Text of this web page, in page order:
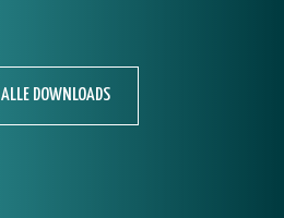
ALLE DOWNLOADS